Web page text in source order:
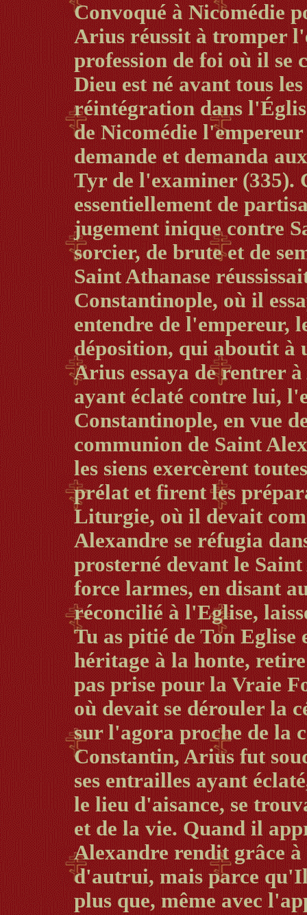
Convoqué à Nicomédie
Arius réussit à tromper
profession de foi où il se
Dieu est né avant tous
réintégration dans
de Nicomédie
demande et demanda
Tyr de l'examiner (335).
essentiellement de
jugement inique contre
sorcier, de brute et de
Saint Athanase
Constantinople, où il
entendre de l'empereur,
déposition, qui aboutit à
Arius essaya de rentrer
ayant éclaté contre lui,
Constantinople, en vue
communion de Saint
les siens exercèrent
prélat et firent les
Liturgie, où il devait
Alexandre se réfugia
prosterné devant le
force larmes, en disant
réconcilié à l'Eglise,
Tu as pitié de Ton Eglise
héritage à la honte,
pas prise pour la Vraie
où devait se dérouler la
sur l'agora proche de la
Constantin, Arius fut
ses entrailles ayant
le lieu d'aisance, se
et de la vie. Quand il
Alexandre rendit grâce
d'autrui, mais parce
plus que, même avec